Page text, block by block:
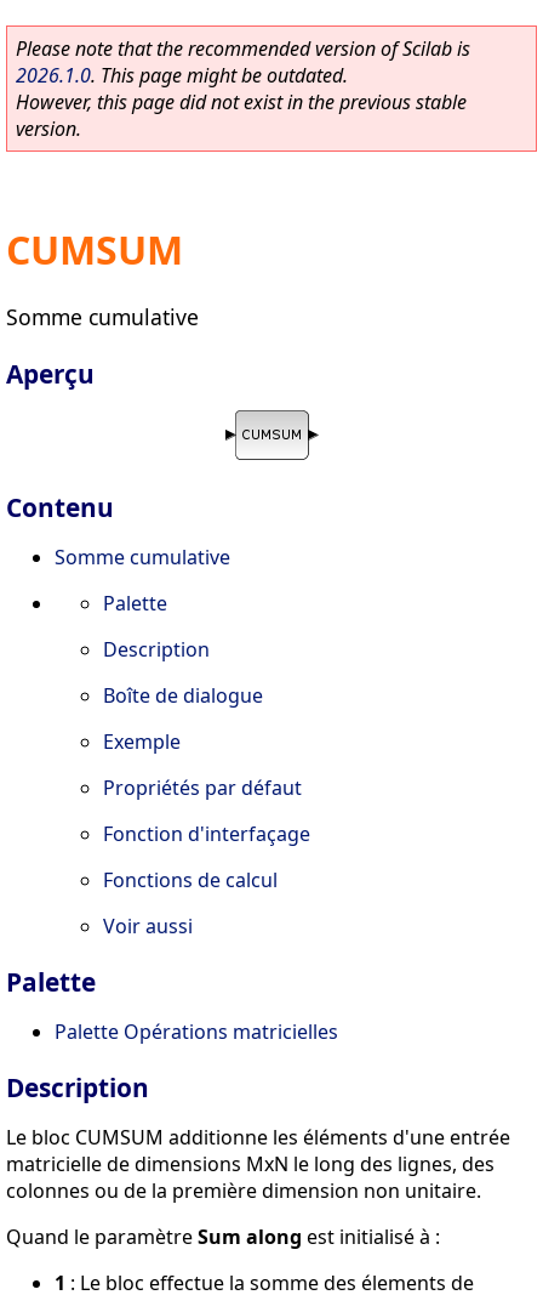
Please note that the recommended version of Scilab is
2026.1.0. This page might be outdated.
However, this page did not exist in the previous stable
version.
CUMSUM
Somme cumulative
Aperçu
Contenu
Somme cumulative
Palette
Description
Boîte de dialogue
Exemple
Propriétés par défaut
Fonction d'interfaçage
Fonctions de calcul
Voir aussi
Palette
Palette Opérations matricielles
Description
Le bloc CUMSUM additionne les éléments d'une entrée
matricielle de dimensions MxN le long des lignes, des
colonnes ou de la première dimension non unitaire.
Quand le paramètreSum along est initialisé à :
1 : Le bloc effectue la somme des élements de